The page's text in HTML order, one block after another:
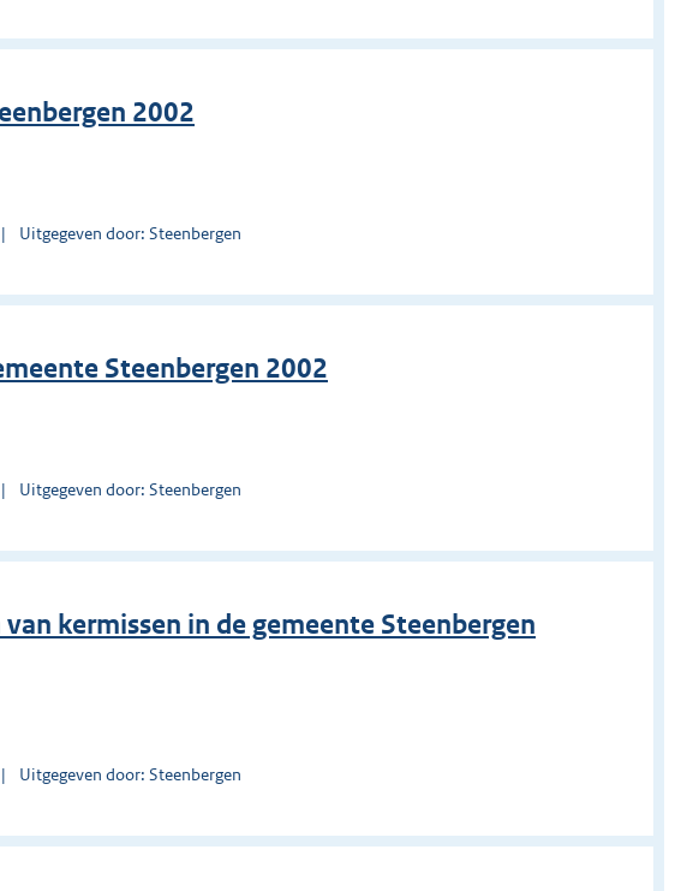
2002
Uitgegeven door: Steenbergen
Steenbergen 2002
Uitgegeven door: Steenbergen
kermissen in de gemeente Steenbergen
Uitgegeven door: Steenbergen